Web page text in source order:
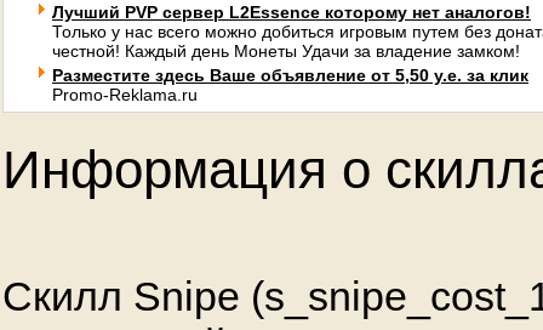
Лучший PVP сервер L2Essence которому нет аналогов!
Только у нас всего можно добиться игровым путем без
честной! Каждый день Монеты Удачи за владение замком!
Разместите здесь Ваше объявление от 5,50 у.е. за клик
Promo-Reklama.ru
Информация о
Скилл Snipe